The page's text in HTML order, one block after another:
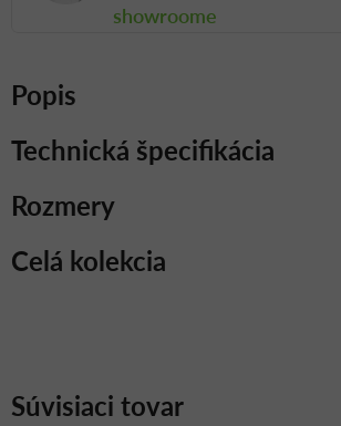
showroome
Popis
Celá kolekcia
Rozmery
Technická špecifikácia
Súvisiaci tovar